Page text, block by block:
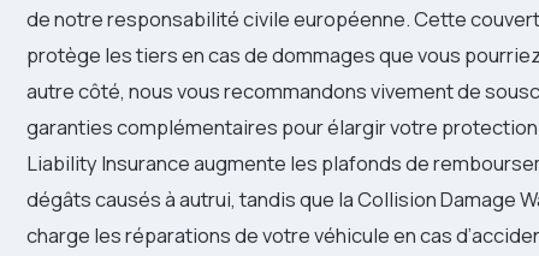
de notre responsabilité civile européenne. Cette
protège les tiers en cas de dommages que vous pourriez
autre côté, nous vous recommandons vivement de
garanties complémentaires pour élargir votre
Liability Insurance augmente les plafonds de
dégâts causés à autrui, tandis que la Collision Damage
charge les réparations de votre véhicule en cas